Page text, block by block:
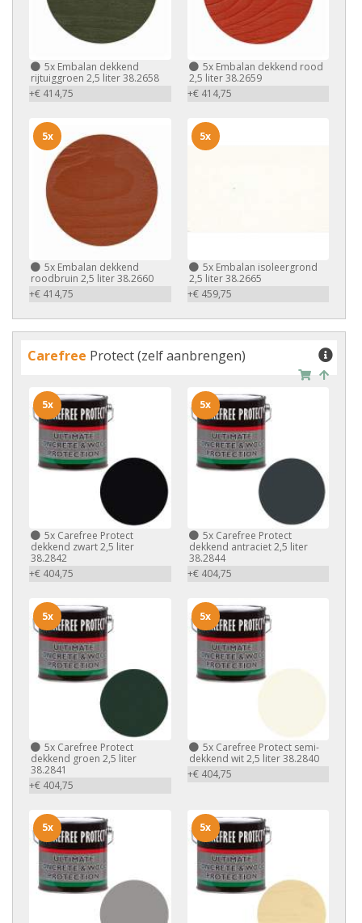
5x Embalan dekkend
rijtuiggroen 2,5 liter 38.2658
+€ 414,75
5xEmbalan dekkend rood
2,5 liter 38.2659
+€ 414,75
5x Embalan dekkend
roodbruin 2,5 liter 38.2660
+€ 414,75
5x
5xEmbalan isoleergrond
2,5 liter 38.2665
+€ 459,75
5x
Carefree Protect (zelf aanbrengen)
5x Carefree Protect
dekkend zwart 2,5 liter
38.2842
+€ 404,75
5x
5xCarefree Protect
dekkend antraciet 2,5 liter
38.2844
+€ 404,75
5x
5x Carefree Protect
dekkend groen 2,5 liter
38.2841
+€ 404,75
5x
5xCarefree Protect semi-
dekkend wit 2,5 liter 38.2840
+€ 404,75
5x
5x 5x